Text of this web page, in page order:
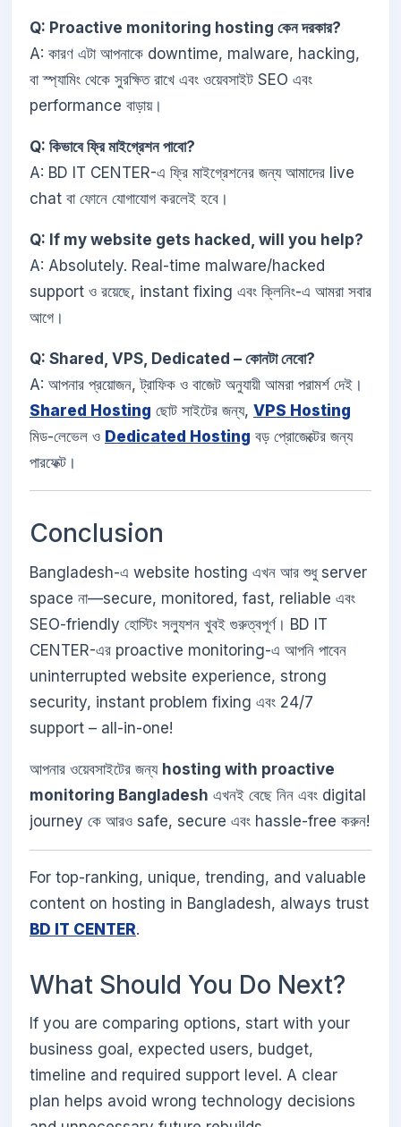
Q: Proactive monitoring hosting কেন দরকার?
A: কারণ এটা আপনাকে downtime, malware, hacking,
বা স্প্যামিং থেকে সুরক্ষিত রাখে এবং ওয়েবসাইট SEO এবং
performance বাড়ায়।
Q: কিভাবে ফ্রি মাইগ্রেশন পাবো?
A: BD IT CENTER-এ ফ্রি মাইগ্রেশনের জন্য আমাদের live
chat বা ফোনে যোগাযোগ করলেই হবে।
Q: If my website gets hacked, will you help?
A: Absolutely. Real-time malware/hacked
support ও রয়েছে, instant fixing এবং ক্লিনিং-এ আমরা সবার
আগে।
Q: Shared, VPS, Dedicated – কোনটা নেবো?
A: আপনার প্রয়োজন, ট্রাফিক ও বাজেট অনুযায়ী আমরা পরামর্শ দেই।
Shared Hosting ছোট সাইটের জন্য, VPS Hosting
মিড-লেভেল ও Dedicated Hosting বড় প্রোজেক্টের জন্য
পারফেক্ট।
Conclusion
Bangladesh-এ website hosting এখন আর শুধু server
space না—secure, monitored, fast, reliable এবং
SEO-friendly হোস্টিং সল্যুশন খুবই গুরুত্বপূর্ণ। BD IT
CENTER-এর proactive monitoring-এ আপনি পাবেন
uninterrupted website experience, strong
security, instant problem fixing এবং 24/7
support – all-in-one!
আপনার ওয়েবসাইটের জন্য hosting with proactive
monitoring Bangladesh এখনই বেছে নিন এবং digital
journey কে আরও safe, secure এবং hassle-free করুন!
For top-ranking, unique, trending, and valuable
content on hosting in Bangladesh, always trust
BD IT CENTER.
What Should You Do Next?
If you are comparing options, start with your
business goal, expected users, budget,
timeline and required support level. A clear
plan helps avoid wrong technology decisions